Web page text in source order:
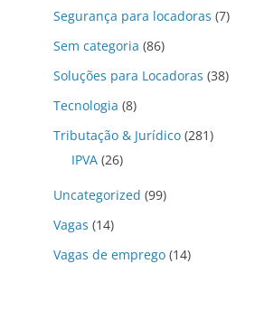
Segurança para locadoras (7)
Sem categoria (86)
Soluções para Locadoras (38)
Tecnologia (8)
Tributação & Jurídico (281)
IPVA (26)
Uncategorized (99)
Vagas (14)
Vagas de emprego (14)